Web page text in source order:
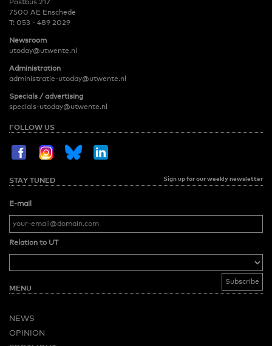
Postbus 217
7500 AE Enschede
T: 053 - 489 2029
Newsroom
utoday@utwente.nl
Administration
administratie-utoday@utwente.nl
Specials / advertising
specials-utoday@utwente.nl
FOLLOW US
STAY TUNED Sign up for our weekly newsletter
E-mail
Relation to UT
MENU
NEWS
OPINION